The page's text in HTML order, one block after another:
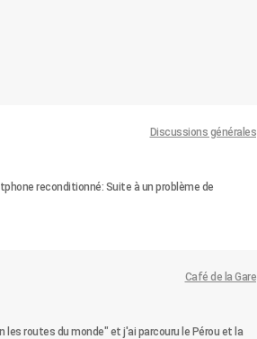
Discussions générales
reconditionné: Suite à un problème de
Café de la Gare
les routes du monde" et j'ai parcouru le Pérou et la